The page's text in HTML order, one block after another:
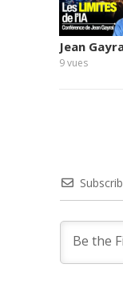
Jean
9vues